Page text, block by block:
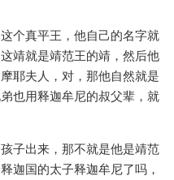
个真平王，他自己的名字就
靖就是靖范王的靖，然后他
耶夫人，对，那他自然就是
也用释迦牟尼的叔父辈，就
子出来，那不就是他是靖范
迦国的太子释迦牟尼了吗，